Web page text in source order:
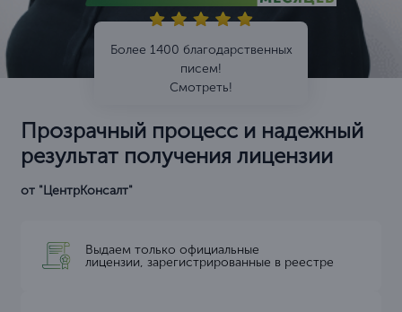
Более 1400 благодарственных
писем!
Смотреть!
Прозрачный процесс и надежный
результат получения лицензии
от "ЦентрКонсалт"
Выдаем только официальные
лицензии, зарегистрированные в реестре